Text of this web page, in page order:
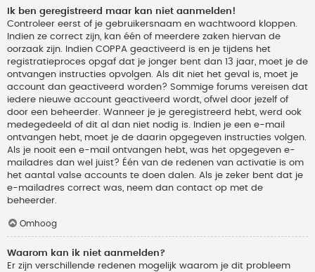
Ik ben geregistreerd maar kan niet aanmelden!
Controleer eerst of je gebruikersnaam en wachtwoord kloppen.
Indien ze correct zijn, kan één of meerdere zaken hiervan de
oorzaak zijn. Indien COPPA geactiveerd is en je tijdens het
registratieproces opgaf dat je jonger bent dan 13 jaar, moet je de
ontvangen instructies opvolgen. Als dit niet het geval is, moet je
account dan geactiveerd worden? Sommige forums vereisen dat
iedere nieuwe account geactiveerd wordt, ofwel door jezelf of
door een beheerder. Wanneer je je geregistreerd hebt, werd ook
medegedeeld of dit al dan niet nodig is. Indien je een e-mail
ontvangen hebt, moet je de daarin opgegeven instructies volgen.
Als je nooit een e-mail ontvangen hebt, was het opgegeven e-
mailadres dan wel juist? Één van de redenen van activatie is om
het aantal valse accounts te doen dalen. Als je zeker bent dat je
e-mailadres correct was, neem dan contact op met de
beheerder.
Omhoog
Waarom kan ik niet aanmelden?
Er zijn verschillende redenen mogelijk waarom je dit probleem